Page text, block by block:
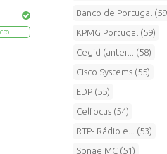
Banco de Portugal
KPMG Portugal (59)
Cegid (anter... (58)
Cisco Systems (55)
EDP (55)
Celfocus (54)
RTP- Rádio e... (53)
Sonae MC (51)